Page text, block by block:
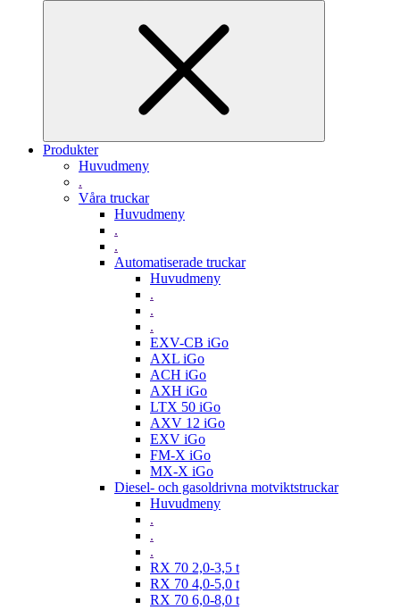
Produkter
Huvudmeny
.
Våra truckar
Huvudmeny
.
.
Automatiserade truckar
Huvudmeny
.
.
.
EXV-CB iGo
AXL iGo
ACH iGo
AXH iGo
LTX 50 iGo
AXV 12 iGo
EXV iGo
FM-X iGo
MX-X iGo
Diesel- och gasoldrivna motviktstruckar
Huvudmeny
.
.
.
RX 70 2,0-3,5 t
RX 70 4,0-5,0 t
RX 70 6,0-8,0 t